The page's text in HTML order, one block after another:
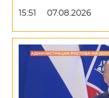
15:51 07.08.2026